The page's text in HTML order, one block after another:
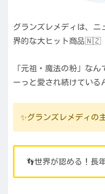
グランズレメディは、ニ
界的な大ヒット商品🇳🇿
「元祖・魔法の粉」な
ーっと愛され続けている
✨グランズレメディの
👣世界が認める！長